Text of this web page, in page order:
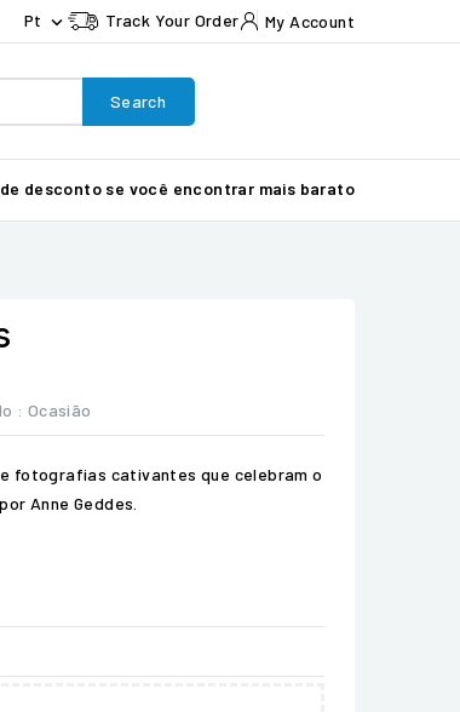
Pt  Track Your Order My Account
Search
de desconto se você encontrar mais barato
: Ocasião
fotografias cativantes que celebram o
Anne Geddes.